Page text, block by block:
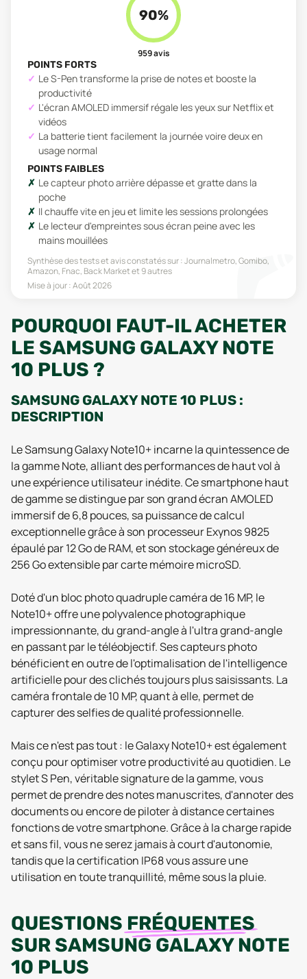
90%
959avis
POINTS FORTS
Le S-Pen transforme la prise de notes et booste la
productivité
L'écran AMOLED immersif régale les yeux sur Netflix et
vidéos
La batterie tient facilement la journée voire deux en
usage normal
POINTS FAIBLES
Le capteur photo arrière dépasse et gratte dans la
poche
Il chauffe vite en jeu et limite les sessions prolongées
Le lecteur d'empreintes sous écran peine avec les
mains mouillées
Synthèse des tests et avis constatés sur :Journalmetro, Gomibo,
Amazon, Fnac, Back Marketet 9 autres
Mise à jour :Août 2026
POURQUOI FAUT-IL ACHETER
LE SAMSUNG GALAXY NOTE
10 PLUS ?
SAMSUNG GALAXY NOTE 10 PLUS :
DESCRIPTION
Le Samsung Galaxy Note10+ incarne la quintessence de
la gamme Note, alliant des performances de haut vol à
une expérience utilisateur inédite. Ce smartphone haut
de gamme se distingue par son grand écran AMOLED
immersif de 6,8 pouces, sa puissance de calcul
exceptionnelle grâce à son processeur Exynos 9825
épaulé par 12 Go de RAM, et son stockage généreux de
256 Go extensible par carte mémoire microSD.
Doté d'un bloc photo quadruple caméra de 16 MP, le
Note10+ offre une polyvalence photographique
impressionnante, du grand-angle à l'ultra grand-angle
en passant par le téléobjectif. Ses capteurs photo
bénéficient en outre de l'optimalisation de l'intelligence
artificielle pour des clichés toujours plus saisissants. La
caméra frontale de 10 MP, quant à elle, permet de
capturer des selfies de qualité professionnelle.
Mais ce n'est pas tout : le Galaxy Note10+ est également
conçu pour optimiser votre productivité au quotidien. Le
stylet S Pen, véritable signature de la gamme, vous
permet de prendre des notes manuscrites, d'annoter des
documents ou encore de piloter à distance certaines
fonctions de votre smartphone. Grâce à la charge rapide
et sans fil, vous ne serez jamais à court d'autonomie,
tandis que la certification IP68 vous assure une
utilisation en toute tranquillité, même sous la pluie.
QUESTIONS FRÉQUENTES
SURSAMSUNG GALAXY NOTE
10 PLUS